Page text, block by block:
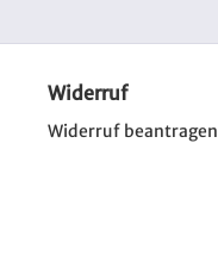
Widerruf
Widerruf beantragen